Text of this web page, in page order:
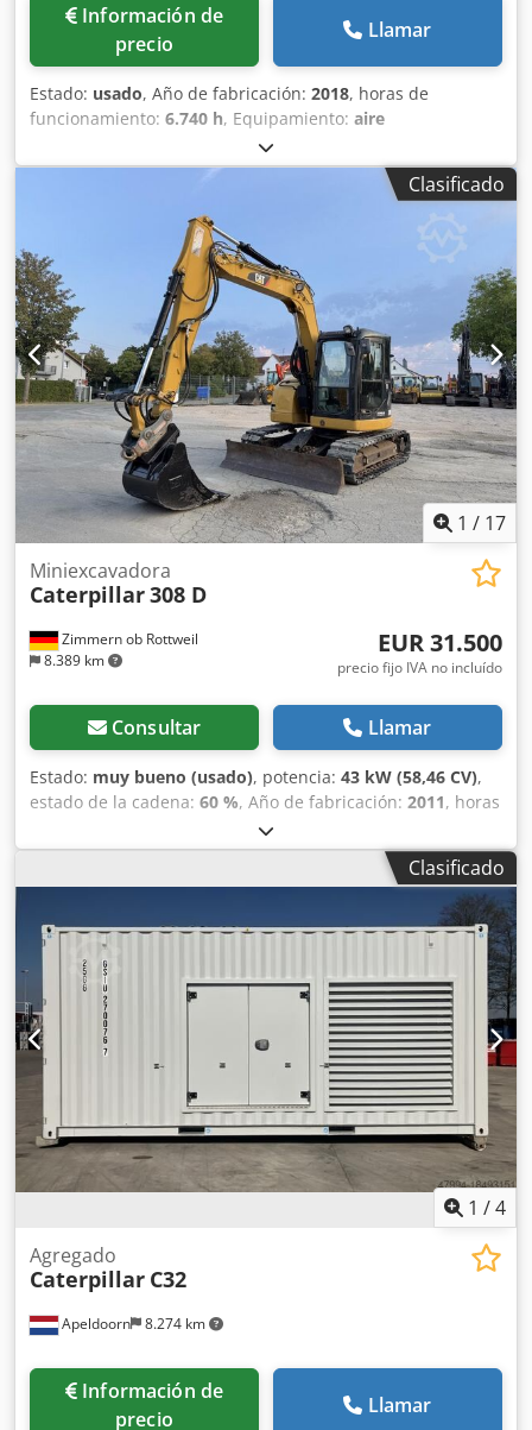
Información de
precio
Llamar
Estado: usado, Año de fabricación: 2018, horas de
funcionamiento: 6.740 h, Equipamiento: aire
, Propulsión: Rueda Peso en vacío: 20.000 kg
Dimensiones (lxanxal): 892 x 255 x 332 cm Ubicación: El
Burgo de Ebro (Zaragoza) La CAT M320F IHC es sinónimo
de calidad y tecnología. Esta excavadora sobre ruedas está
lista para seguir rindiendo con eficacia en todo tipo de
obra. Motor potente, controles avanzados y
funcionamiento correcto. precio: PRECIO A CONSULTAR
Codpfx Aszku U Usi Aoha Altura de excavación: 8.940 mm
Alcance a nivel: 9.750 mm Capacidad de depósito: 415 l
Estabilizadores: Patas y cuchilla Combustible: Diésel CE
Clasificado
1 / 17
Zimmern ob Rottweil
8.389 km
Miniexcavadora
Caterpillar308 D
EUR 31.500
precio fijo IVA no incluído
Consultar Llamar
Estado: muy bueno (usado), potencia: 43 kW (58,46 CV),
estado de la cadena: 60 %, Año de fabricación: 2011, horas
, Equipamiento:
acondicionado, orugas de caucho, CATERPILLAR 308D Año
de fabricación: 2011 Horas de funcionamiento: 8.204 horas
monocasco Longitud del brazo: 2,20 m Preparación para
martillo, pinza y cizalla Acoplamiento rápido OQ45 1
cucharón, 750 mm de ancho Tren de rodaje conservado en
aproximadamente un 60% Placas de base de 450 mm de
ancho Soporte para el cucharón Motor Mitsubishi de 43
kW Chodpfxszrt Ams Ai Aea Certificación CE Peso operativo:
8,5 toneladas.
Clasificado
1 /4
Apeldoorn 8.274 km
Agregado
Caterpillar C32
Información de
precio
Llamar